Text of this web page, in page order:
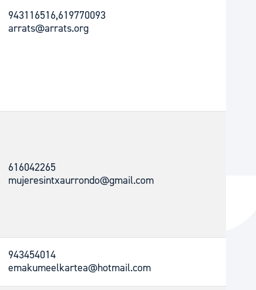
943116516,619770093
arrats@arrats.org
616042265
mujeresintxaurrondo@gmail.com
943454014
emakumeelkartea@hotmail.com